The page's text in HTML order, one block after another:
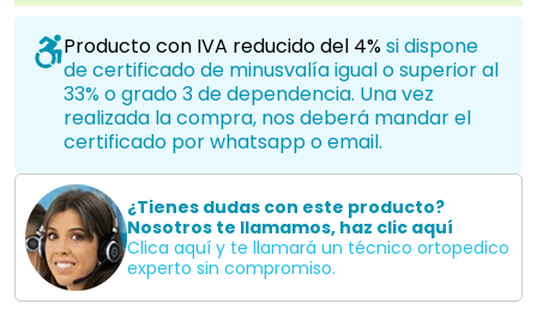
Producto con IVA reducido del 4%si dispone
de certificado de minusvalía igual o superior al
33% o grado 3 de dependencia. Una vez
realizada la compra, nos deberá mandar el
certificado por whatsapp o email.
¿Tienes dudas con este producto?
Nosotros te llamamos, haz clic aquí
Clica aquí y te llamará un técnico ortopedico
experto sin compromiso.